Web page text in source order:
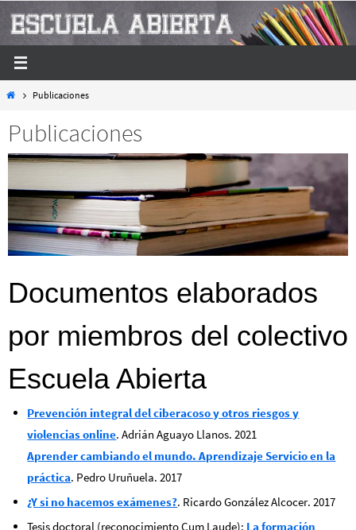
contenido
InicioPublicaciones
Publicaciones
Documentos elaborados
por miembros del colectivo
Escuela Abierta
Prevención integral del ciberacoso y otros riesgos y
violencias online. Adrián Aguayo Llanos. 2021
Aprender cambiando el mundo. Aprendizaje Servicio en la
práctica. Pedro Uruñuela. 2017
¿Y si no hacemos exámenes?. Ricardo González Alcocer. 2017
Tesis doctoral (reconocimiento Cum Laude): La formación